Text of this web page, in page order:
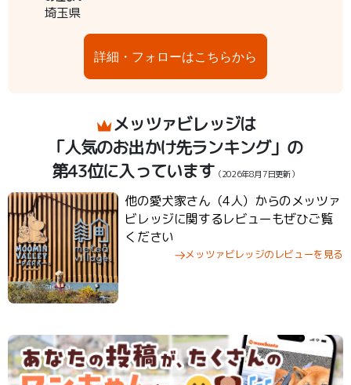
埼玉県
詳細・フォローはこちらから
メッツァビレッジは
「人気のお出かけ先ランキング」の
第43位に入っています （2026年8月7日更新）
他の愛犬家さん（4人）からのメッツァ
ビレッジに関するレビューもぜひご覧
ください
メッツァビレッジのレビューを見る